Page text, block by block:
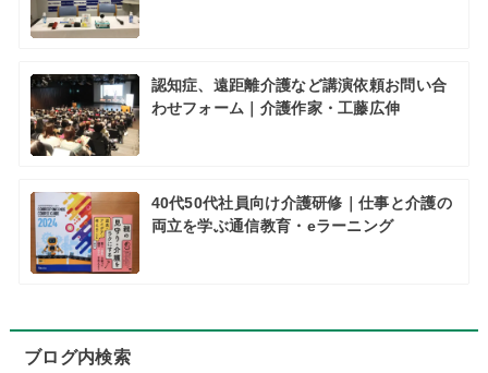
認知症、遠距離介護など講演依頼お問い合
わせフォーム｜介護作家・工藤広伸
40代50代社員向け介護研修｜仕事と介護の
両立を学ぶ通信教育・eラーニング
ブログ内検索